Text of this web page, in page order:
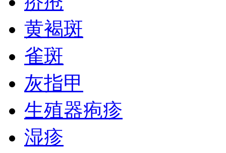
黄褐斑
雀斑
灰指甲
生殖器疱疹
湿疹